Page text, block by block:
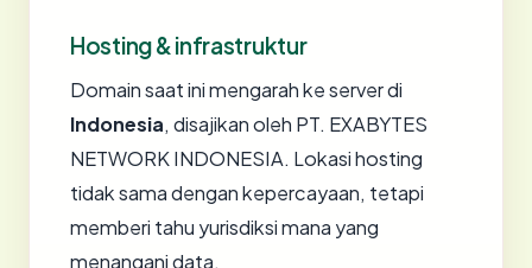
Hosting & infrastruktur
Domain saat ini mengarah ke server di
Indonesia, disajikan oleh PT. EXABYTES
NETWORK INDONESIA. Lokasi hosting
tidak sama dengan kepercayaan, tetapi
memberi tahu yurisdiksi mana yang
menangani data.